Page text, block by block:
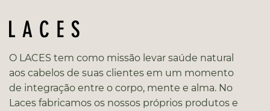
O LACES tem como missão levar saúde natural
aos cabelos de suas clientes em um momento
de integração entre o corpo, mente e alma. No
Laces fabricamos os nossos próprios produtos e